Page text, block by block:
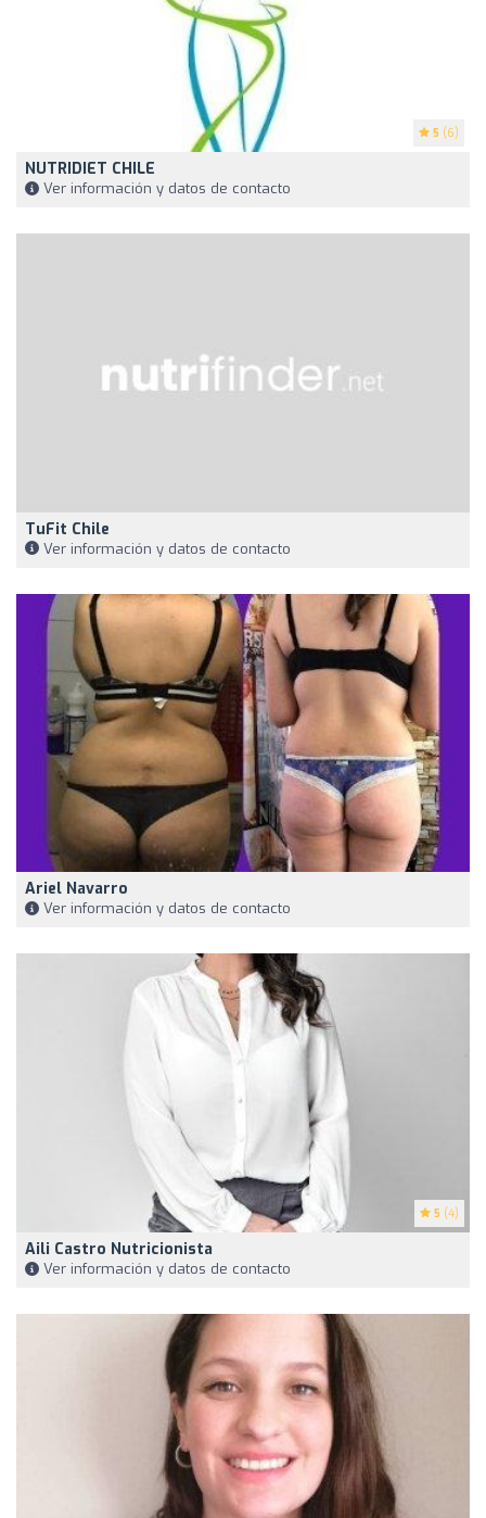
5 (6)
NUTRIDIET CHILE
Ver información y datos de contacto
TuFit Chile
Ver información y datos de contacto
Ariel Navarro
Ver información y datos de contacto
5 (4)
Aili Castro Nutricionista
Ver información y datos de contacto